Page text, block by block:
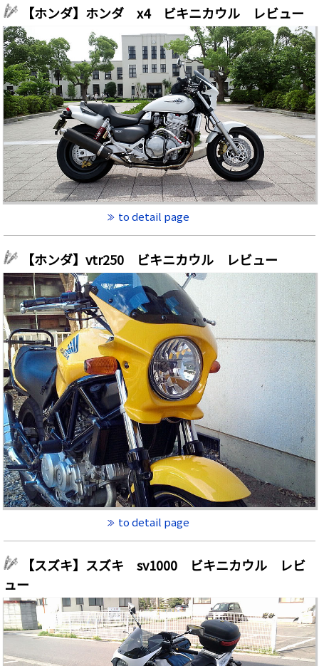
【ホンダ】ホンダ x4 ビキニカウル レビュー
to detail page
【ホンダ】vtr250 ビキニカウル レビュー
to detail page
【スズキ】スズキ sv1000 ビキニカウル レビ
ュー